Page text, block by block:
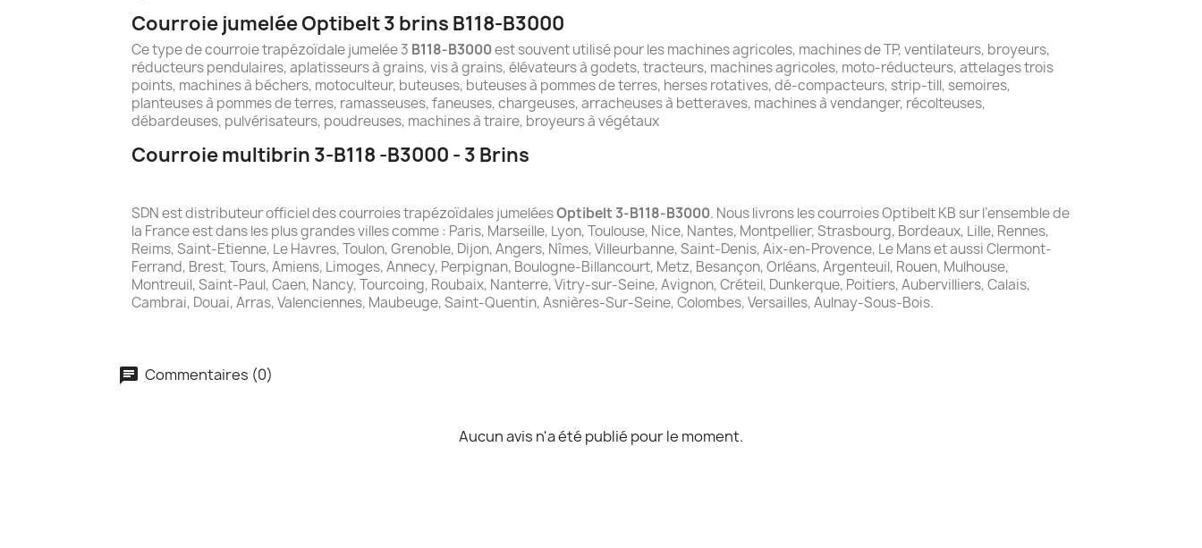
Courroie jumelée Optibelt 3 brins B118-B3000
Ce type de courroie trapézoïdale jumelée 3 B118-B3000est souvent utilisé pour les machines agricoles, machines de TP, ventilateurs, broyeurs,
réducteurs pendulaires, aplatisseurs à grains, vis à grains, élévateurs à godets, tracteurs, machines agricoles, moto-réducteurs, attelages trois
points, machines à béchers, motoculteur, buteuses, buteuses à pommes de terres, herses rotatives, dé-compacteurs, strip-till, semoires,
planteuses à pommes de terres, ramasseuses, faneuses, chargeuses, arracheuses à betteraves, machines à vendanger, récolteuses,
débardeuses, pulvérisateurs, poudreuses, machines à traire, broyeurs à végétaux
Courroie multibrin 3-B118 -B3000 - 3 Brins
SDN est distributeur officiel des courroies trapézoïdales jumeléesOptibelt 3-B118-B3000. Nous livrons les courroies Optibelt KB sur l’ensemble de
la France est dans les plus grandes villes comme : Paris, Marseille, Lyon, Toulouse, Nice, Nantes, Montpellier, Strasbourg, Bordeaux, Lille, Rennes,
Reims, Saint-Etienne, Le Havres, Toulon, Grenoble, Dijon, Angers, Nîmes, Villeurbanne, Saint-Denis, Aix-en-Provence, Le Mans et aussi Clermont-
Ferrand, Brest, Tours, Amiens, Limoges, Annecy, Perpignan, Boulogne-Billancourt, Metz, Besançon, Orléans, Argenteuil, Rouen, Mulhouse,
Montreuil, Saint-Paul, Caen, Nancy, Tourcoing, Roubaix, Nanterre, Vitry-sur-Seine, Avignon, Créteil, Dunkerque, Poitiers, Aubervilliers, Calais,
Cambrai, Douai, Arras, Valenciennes, Maubeuge, Saint-Quentin, Asnières-Sur-Seine, Colombes, Versailles, Aulnay-Sous-Bois.
Commentaires (0)
Aucun avis n'a été publié pour le moment.